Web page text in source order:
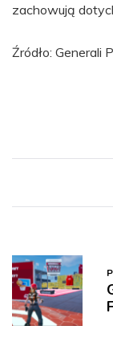
zachowują
Źródło: Generali